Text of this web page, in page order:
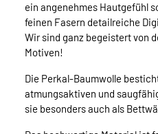
ein angenehmes Hautgefühl
feinen Fasern detailreiche
Wir sind ganz begeistert von
Motiven!
Die Perkal-Baumwolle
atmungsaktiven und
sie besonders auch als